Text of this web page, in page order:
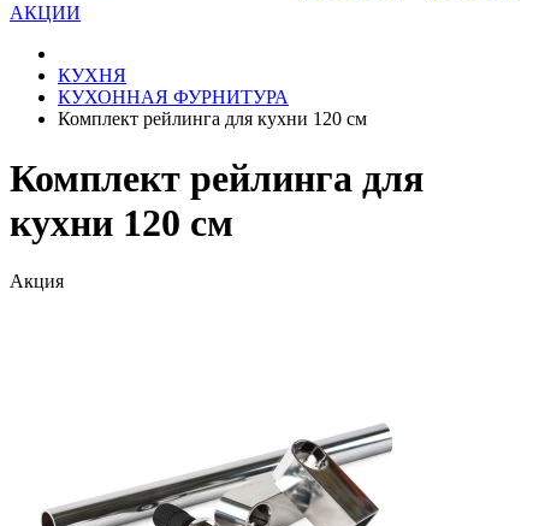
АКЦИИ
КУХНЯ
КУХОННАЯ ФУРНИТУРА
Комплект рейлинга для кухни 120 см
Комплект рейлинга для
кухни 120 см
Акция